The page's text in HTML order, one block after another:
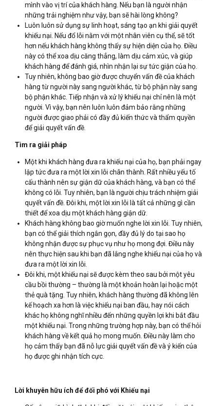
mình vào vị trí của khách hàng. Nếu bạn là người nhận
những trải nghiệm như vậy, bạn sẽ hài lòng không?
Luôn luôn sử dụng sự linh hoạt, sáng tạo ạn khi giải quyết
khiếu nại. Nếu đổ lỗi nằm với một nhân viên cụ thể, sẽ tốt
hơn nếu khách hàng không thấy sự hiện diện của họ. Điều
này có thể xoa dịu căng thẳng, làm dịu cảm xúc, và giúp
khách hàng để đánh giá, nhìn nhận lại sự tức giận của họ.
Tuy nhiên, không bao giờ được chuyển vấn đề của khách
hàng từ người này sang người khác, từ bộ phận này sang
bộ phận khác. Tiếp nhận và xử lý khiếu nại chỉ nên là một
người. Vì vậy, bạn nên luôn luôn đảm bảo rằng những
người được giao phải có đầy đủ kiến thức và thẩm quyền
để giải quyết vấn đề.
Tìm ra giải pháp
Một khi khách hàng đưa ra khiếu nại của họ, bạn phải ngay
lập tức đưa ra một lời xin lỗi chân thành. Rất nhiều yếu tố
cấu thành nên sự giận dữ của khách hàng, và bạn có thể
không có lỗi. Tuy nhiên, bạn là người chịu trách nhiệm giải
quyết vấn đề. Đôi khi, một lời xin lỗi là tất cả những gì cần
thiết để xoa dịu một khách hàng giận dữ.
Khách hàng không bao giờ muốn nghe lời xin lỗi. Tuy nhiên,
bạn có thể giải thích ngắn gọn, đầy đủ lý do tại sao họ
không nhận được sự phục vụ như họ mong đợi. Điều này
nên thực hiện sau khi bạn đã lắng nghe khiếu nại của họ và
đưa ra một lời xin lỗi.
Đôi khi, một khiếu nại sẽ được kèm theo sau bởi một yêu
cầu bồi thường – thường là một khoản hoàn lại hoặc một
thẻ quà tặng. Tuy nhiên, khách hàng thường đã không lên
kế hoạch xa hơn là việc khiếu nại ban đầu, hay nói cách
khác họ không nghĩ nhiều đến những quyền lợi khi bắt đầu
một khiếu nại. Trong những trường hợp này, bạn có thể hỏi
khách hàng về kết quả họ mong muốn. Điều này làm cho
họ cảm thấy bạn đã nỗ lực giải quyết vấn đề và ý kiến của
họ được ghi nhận tích cực.
Lời khuyên hữu ích để đối phó với Khiếu nại